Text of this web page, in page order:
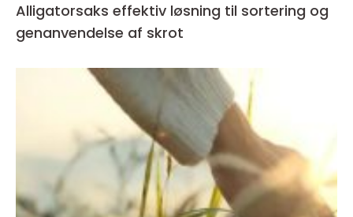
Alligatorsaks effektiv løsning til sortering og
genanvendelse af skrot